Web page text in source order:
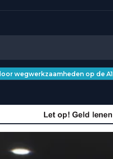
wegwerkzaamheden op de A1